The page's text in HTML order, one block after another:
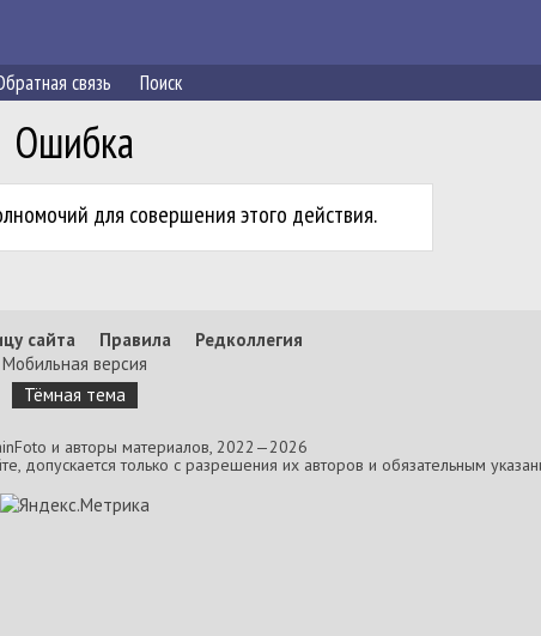
связь Поиск
Ошибка
для совершения этого действия.
сайта Правила
Редколлегия
Мобильная версия
Тёмная тема
и авторы материалов, 2022—2026
допускается только с разрешения их авторов и обязательным